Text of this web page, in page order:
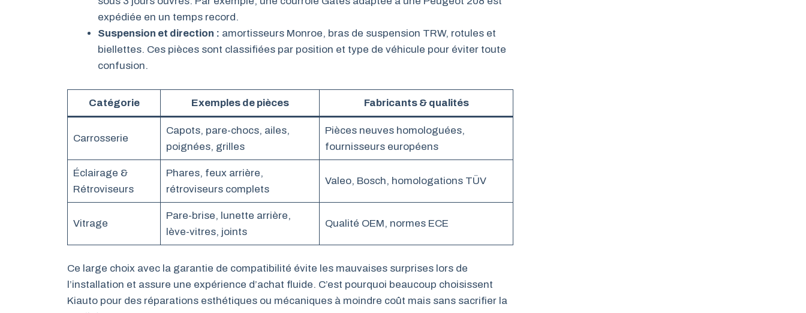
expédiée en un temps record.
Suspension et direction : amortisseurs Monroe, bras de suspension TRW, rotules et
biellettes. Ces pièces sont classifiées par position et type de véhicule pour éviter toute
confusion.
Catégorie Exemples de pièces Fabricants & qualités
Carrosserie
Capots, pare-chocs, ailes,
poignées, grilles
Pièces neuves homologuées,
fournisseurs européens
Éclairage &
Rétroviseurs
Phares, feux arrière,
rétroviseurs complets
Valeo, Bosch, homologations TÜV
Vitrage
Pare-brise, lunette arrière,
lève-vitres, joints
Qualité OEM, normes ECE
Ce large choix avec la garantie de compatibilité évite les mauvaises surprises lors de
l’installation et assure une expérience d’achat fluide. C’est pourquoi beaucoup choisissent
Kiauto pour des réparations esthétiques ou mécaniques à moindre coût mais sans sacrifier la